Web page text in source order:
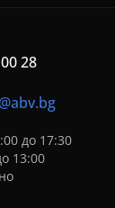
28
до 17:30
13:00